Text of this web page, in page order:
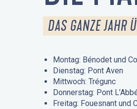
DAS GANZE JAHR
Montag: Bénodet und
Dienstag: Pont Aven
Mittwoch: Trégunc
Donnerstag: Pont
Freitag: Fouesnant und